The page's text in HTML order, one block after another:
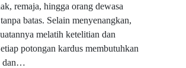
remaja, hingga orang dewasa
batas. Selain menyenangkan,
melatih ketelitian dan
potongan kardus membutuhkan
dan…